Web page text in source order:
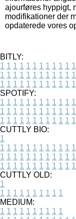
ajourføres hyppigt,
modifikationer der
opdaterede vores
BITLY:
1 1 1 1 1 1 1 1 1 1 1 1
1 1 1 1 1 1 1 1 1 1 1 1
1 1 1 1 1 1 1 1 1 1 1 1
SPOTIFY:
1 1 1 1 1 1 1 1 1 1 1 1
1 1 1 1 1 1 1 1 1 1 1 1
1 1 1 1 1 1 1 1 1 1 1 1
CUTTLY BIO:
1
1 1 1 1 1 1 1 1 1 1 1 1
1 1 1 1 1 1 1 1 1 1 1 1
1 1 1 1 1 1 1 1 1 1 1 1
CUTTLY OLD:
1
1 1 1 1 1 1 1 1 1 1
MEDIUM:
1 1 1 1 1 1 1 1 1 1